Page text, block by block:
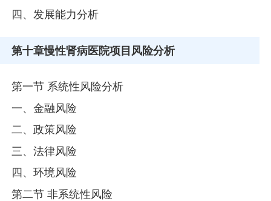
四、发展能力分析
第十章慢性肾病医院项目风险分析
第一节 系统性风险分析
一、金融风险
二、政策风险
三、法律风险
四、环境风险
第二节 非系统性风险